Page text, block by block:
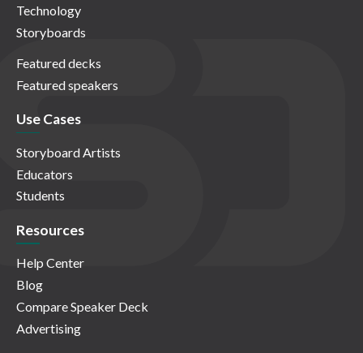
Technology
Storyboards
Featured decks
Featured speakers
Use Cases
Storyboard Artists
Educators
Students
Resources
Help Center
Blog
Compare Speaker Deck
Advertising